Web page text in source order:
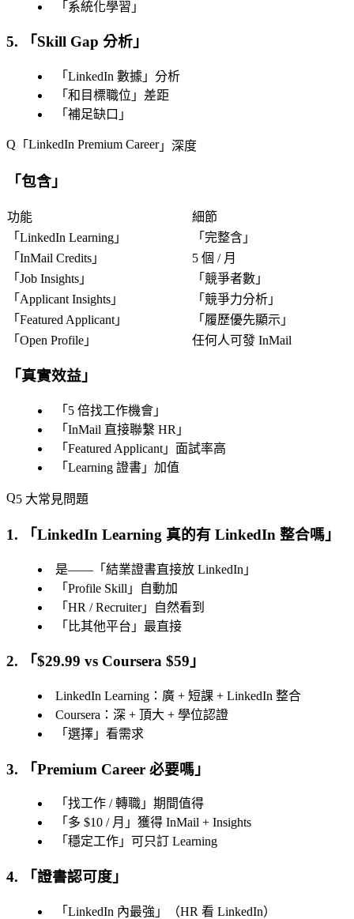
「 系統化學習 」
5. 「 Skill Gap 分析 」
「 LinkedIn 數據 」分析
「 和目標職位 」差距
「 補足缺口 」
「 LinkedIn Premium Career」深度
「包含 」
功能
細節
「 LinkedIn Learning 」 「 完整含 」
「 InMail Credits 」
5 個 / 月
「 Job Insights 」 「 競爭者數 」
「 Applicant Insights 」 「 競爭力分析 」
「 Featured Applicant 」 「 履歷優先顯示 」
「 Open Profile 」 任何人可發 InMail
「 真實效益 」
「 5 倍找工作機會 」
「 InMail 直接聯繫 HR 」
「 Featured Applicant 」面試率高
「 Learning 證書 」加值
5 大常見問題
1. 「LinkedIn Learning 真的有 LinkedIn 整合嗎 」
是——「 結業證書直接放 LinkedIn 」
「 Profile Skill 」自動加
「 HR / Recruiter」自然看到
「 比其他平台 」最直接
2. 「$29.99 vs Coursera $59 」
LinkedIn Learning：廣 + 短課 + LinkedIn 整合
Coursera：深 + 頂大 + 學位認證
「 選擇 」看需求
3. 「Premium Career 必要嗎 」
「 找工作 / 轉職 」期間值得
「 多 $10 / 月 」獲得 InMail + Insights
「 穩定工作 」可只訂 Learning
4. 「證書認可度 」
「 LinkedIn 內最強 」（HR 看 LinkedIn）